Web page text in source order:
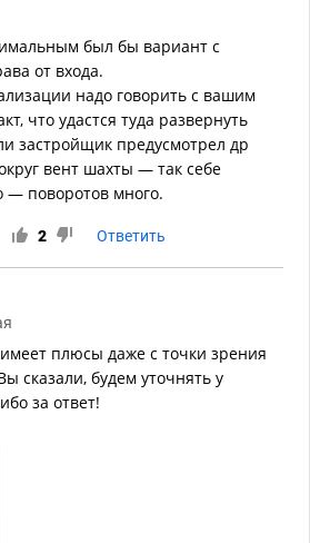
был бы вариант с
от входа.
надо говорить с вашим
что удастся туда развернуть
застройщик предусмотрел др
вент шахты — так себе
— поворотов много.
2 Ответить
плюсы даже с точки зрения
сказали, будем уточнять у
за ответ!